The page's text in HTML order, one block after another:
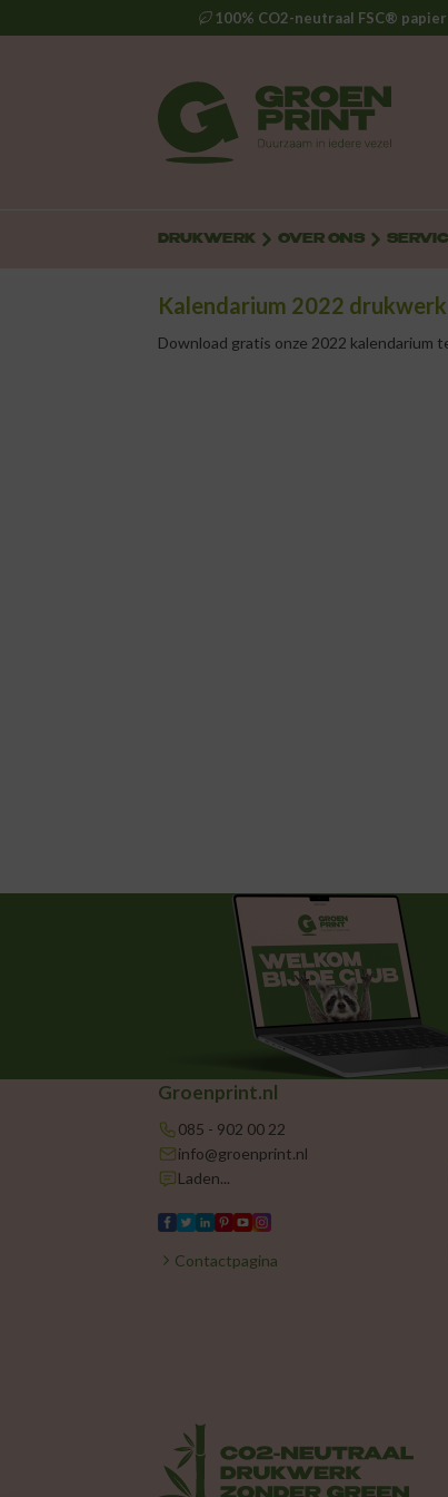
100% CO2-neutraal FSC® papier
DRUKWERK OVER ONS
Kalendarium 2022
Download gratis onze 2022 kalendarium
Groenprint.nl
085 - 902 00 22
info@groenprint.nl
Laden...
Contactpagina